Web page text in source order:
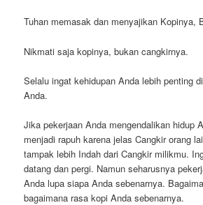
Tuhan memasak dan menyajikan Kopinya,
Nikmati saja kopinya, bukan cangkirnya.
Selalu ingat kehidupan Anda lebih penting
Anda.
Jika pekerjaan Anda mengendalikan hidup
menjadi rapuh karena jelas Cangkir orang
tampak lebih Indah dari Cangkir milikmu.
datang dan pergi. Namun seharusnya
Anda lupa siapa Anda sebenarnya.
bagaimana rasa kopi Anda sebenarnya.